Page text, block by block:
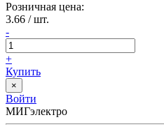
Розничная цена:
3.66 / шт.
-
+
Купить
×
Войти
МИГэлектро